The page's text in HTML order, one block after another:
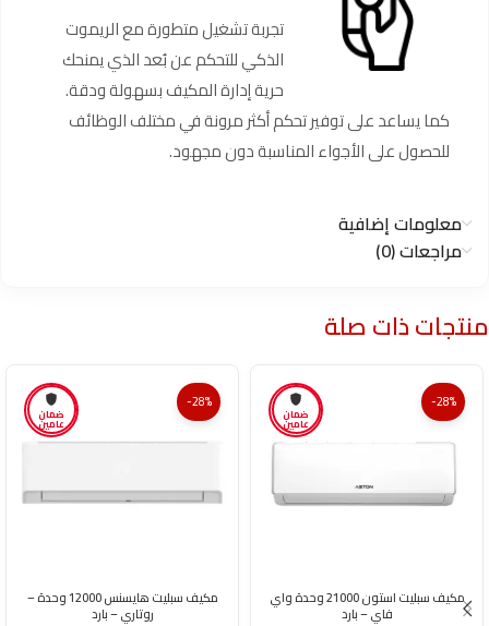
تجربة تشغيل متطورة مع الريموت
الذكي للتحكم عن بُعد الذي يمنحك
حرية إدارة المكيف بسهولة ودقة.
كما يساعد على توفير تحكم أكثر مرونة في مختلف الوظائف
للحصول على الأجواء المناسبة دون مجهود.
معلومات إضافية
مراجعات (0)
منتجات ذات صلة
ضمان
عامين
-28%
مكيف سبليت استون 21000 وحدة واي
فاي – بارد
ضمان
عامين
-28%
مكيف سبليت هايسنس 12000 وحدة –
روتاري – بارد